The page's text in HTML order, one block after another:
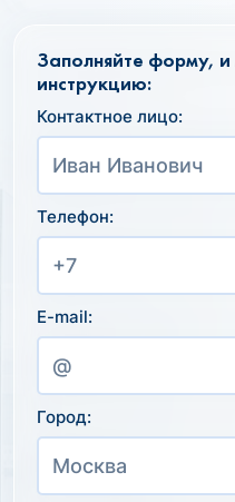
Заполняйте форму,
инструкцию:
Контактное лицо:
Телефон:
E-mail:
Город: